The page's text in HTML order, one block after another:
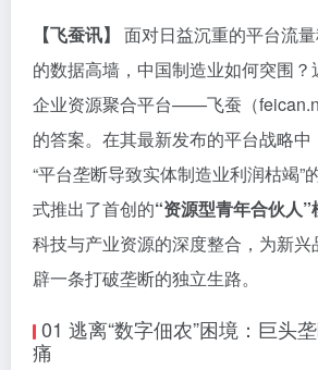
【飞蚕讯】
面对日益沉重的平台流
的数据高墙，中国制造业如何突围
企业资源聚合平台——飞蚕（
的答案。在其最新发布的平台战略
“平台垄断导致实体制造业利润枯竭”
式推出了首创的“资源型青年合伙人”
科技与产业资源的深度整合，为新
辟一条打破垄断的独立生路。
01 逃离“数字佃农”困境：巨头
痛